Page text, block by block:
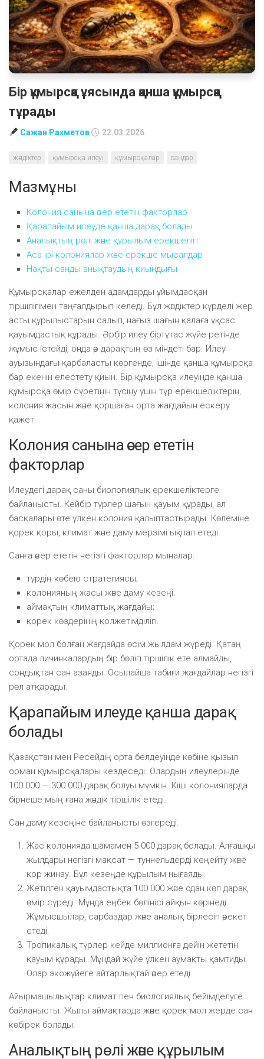
Бір құмырсқа ұясында қанша құмырсқа
тұрады
Сажан Рахметов 22.03.2026
жәндіктер құмырсқа илеуі құмырсқалар сандар
Мазмұны
Колония санына әсер ететін факторлар
Қарапайым илеуде қанша дарақ болады
Аналықтың рөлі және құрылым ерекшелігі
Аса ірі колониялар және ерекше мысалдар
Нақты санды анықтаудың қиындығы
Құмырсқалар ежелден адамдарды ұйымдасқан
тіршілігімен таңғалдырып келеді. Бұл жәндіктер күрделі жер
асты құрылыстарын салып, нағыз шағын қалаға ұқсас
қауымдастық құрады. Әрбір илеу біртұтас жүйе ретінде
жұмыс істейді, онда әр дарақтың өз міндеті бар. Илеу
ауызындағы қарбаласты көргенде, ішінде қанша құмырсқа
бар екенін елестету қиын. Бір құмырсқа илеуінде қанша
құмырсқа өмір сүретінін түсіну үшін түр ерекшеліктерін,
колония жасын және қоршаған орта жағдайын ескеру
қажет.
Колония санына әсер ететін
факторлар
Илеудегі дарақ саны биологиялық ерекшеліктерге
байланысты. Кейбір түрлер шағын қауым құрады, ал
басқалары өте үлкен колония қалыптастырады. Көлеміне
қорек қоры, климат және даму мерзімі ықпал етеді.
Санға әсер ететін негізгі факторлар мыналар:
түрдің көбею стратегиясы;
колонияның жасы және даму кезеңі;
аймақтың климаттық жағдайы;
қорек көздерінің қолжетімділігі.
Қорек мол болған жағдайда өсім жылдам жүреді. Қатаң
ортада личинкалардың бір бөлігі тіршілік ете алмайды,
сондықтан сан азаяды. Осылайша табиғи жағдайлар негізгі
рөл атқарады.
Қарапайым илеуде қанша дарақ
болады
Қазақстан мен Ресейдің орта белдеуінде көбіне қызыл
орман құмырсқалары кездеседі. Олардың илеулерінде
100 000 — 300 000 дарақ болуы мүмкін. Кіші колонияларда
бірнеше мың ғана жәндік тіршілік етеді.
Сан даму кезеңіне байланысты өзгереді:
Жас колонияда шамамен 5 000 дарақ болады. Алғашқы
жылдары негізгі мақсат — туннельдерді кеңейту және
қор жинау. Бұл кезеңде құрылым нығаяды.
Жетілген қауымдастықта 100 000 және одан көп дарақ
өмір сүреді. Мұнда еңбек бөлінісі айқын көрінеді.
Жұмысшылар, сарбаздар және аналық бірлесіп әрекет
етеді.
Тропикалық түрлер кейде миллионға дейін жететін
қауым құрады. Мұндай жүйе үлкен аумақты қамтиды.
Олар экожүйеге айтарлықтай әсер етеді.
Айырмашылықтар климат пен биологиялық бейімделуге
байланысты. Жылы аймақтарда және қорек мол жерде сан
көбірек болады.
Аналықтың рөлі және құрылым